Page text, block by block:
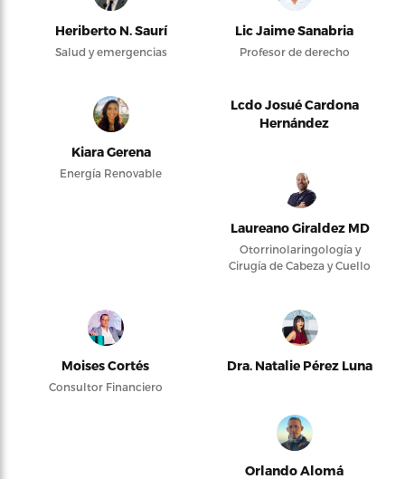
Heriberto N. Saurí
Salud y emergencias
Lic Jaime Sanabria
Profesor de derecho
Kiara Gerena
Energía Renovable
Lcdo Josué Cardona
Hernández
Laureano Giraldez MD
Otorrinolaringología y
Cirugía de Cabeza y Cuello
Moises Cortés
Consultor Financiero
Dra. Natalie Pérez Luna
Orlando Alomá